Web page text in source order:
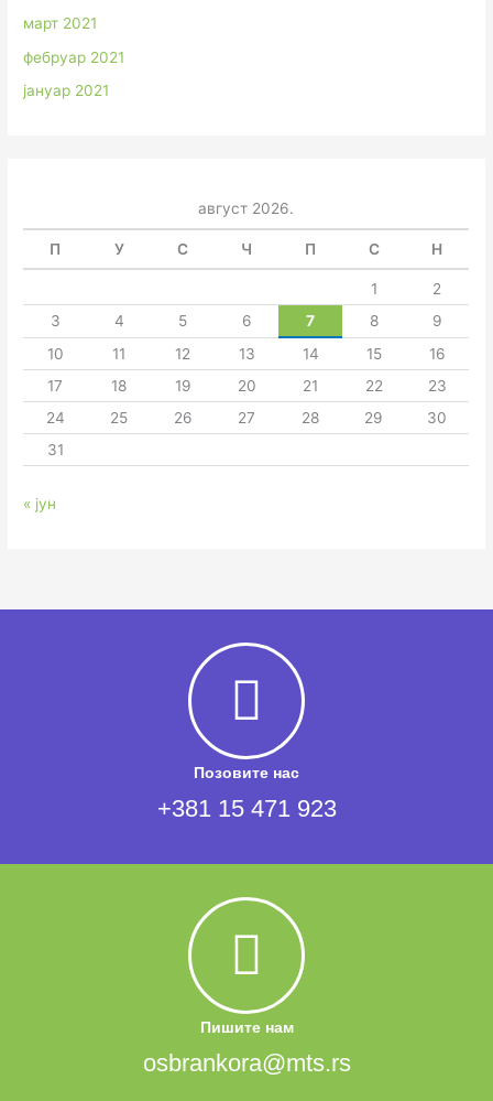
март 2021
фебруар 2021
јануар 2021
август 2026.
П У С Ч П С Н
1
2
3
4 5 6 7 8
9
10
11 12 13 14 15
16
17
18 19 20 21 22
23
24
25 26 27 28 29
30
31
« јун
Позовите нас
+381 15 471 923
Пишите нам
osbrankora@mts.rs